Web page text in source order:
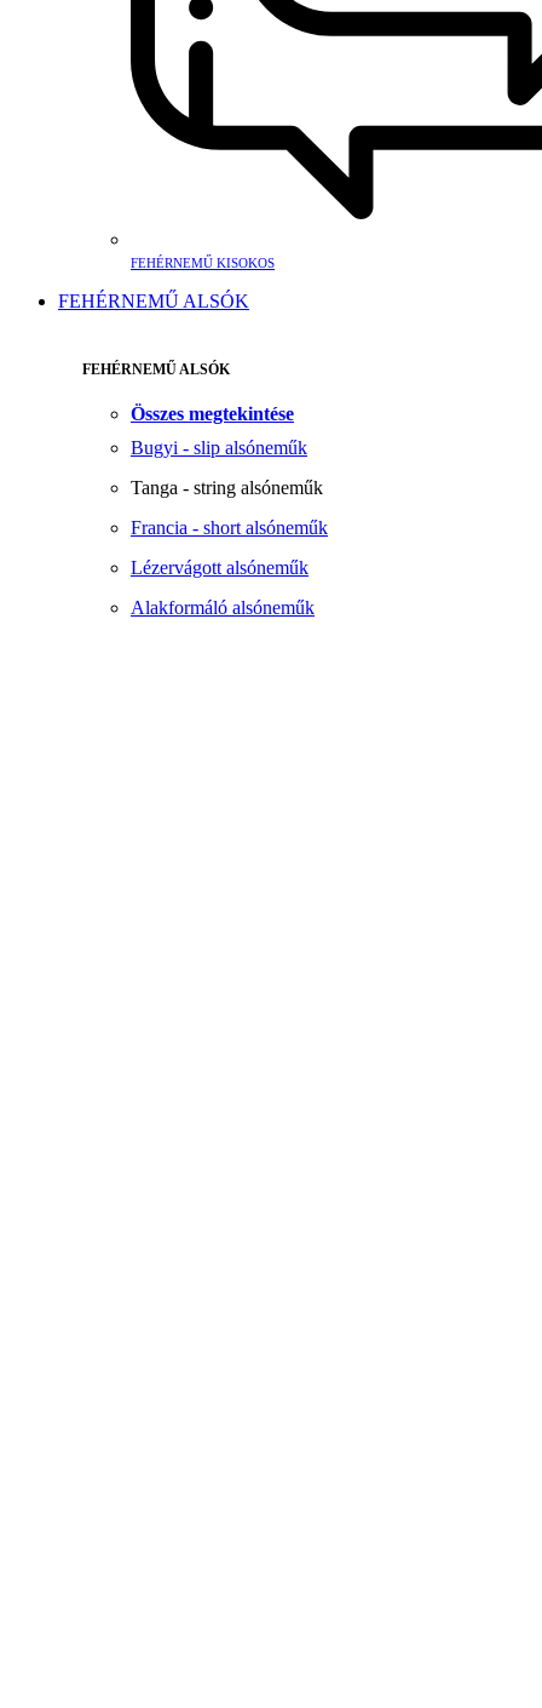
FEHÉRNEMŰ KISOKOS
FEHÉRNEMŰ ALSÓK
FEHÉRNEMŰ ALSÓK
Összes megtekintése
Bugyi - slip alsóneműk
Tanga - string alsóneműk
Francia - short alsóneműk
Lézervágott alsóneműk
Alakformáló alsóneműk